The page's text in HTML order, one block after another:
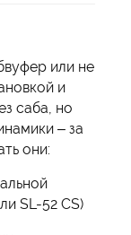
или не
и
саба, но
– за
они:
SL-52 CS)